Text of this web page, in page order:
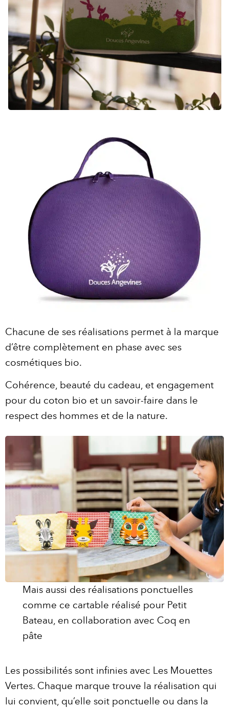
Chacune de ses réalisations permet à la marque
d’être complètement en phase avec ses
cosmétiques bio.
Cohérence, beauté du cadeau, et engagement
pour du coton bio et un savoir-faire dans le
respect des hommes et de la nature.
Mais aussi des réalisations ponctuelles
comme ce cartable réalisé pour Petit
Bateau, en collaboration avec Coq en
pâte
Les possibilités sont infinies avec Les Mouettes
Vertes. Chaque marque trouve la réalisation qui
lui convient, qu’elle soit ponctuelle ou dans la